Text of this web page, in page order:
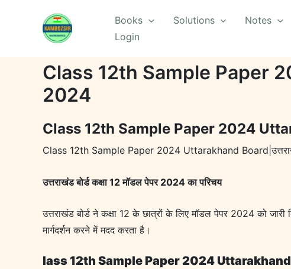
Books Solutions Notes
Login
Class 12th Sample Paper
2024
Class 12th Sample Paper 2024
Class 12th Sample Paper 2024 Uttarakhand
उत्तराखंड बोर्ड कक्षा 12 मॉडल पेपर 2024 का परिचय
उत्तराखंड बोर्ड ने कक्षा 12 के छात्रों के लिए मॉडल पेपर 2024 को जारी
मार्गदर्शन करने में मदद करता है।
lass 12th Sample Paper 2024